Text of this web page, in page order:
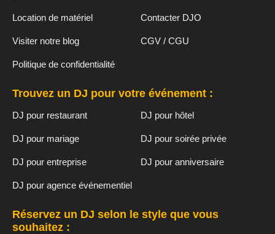
Location de matériel Contacter DJO
Visiter notre blog CGV / CGU
Politique de confidentialité
Trouvez un DJ pour votre événement :
DJ pour restaurant DJ pour hôtel
DJ pour mariage DJ pour soirée privée
DJ pour entreprise DJ pour anniversaire
DJ pour agence événementiel
Réservez un DJ selon le style que vous
souhaitez :